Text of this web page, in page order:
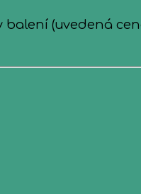
(uvedená